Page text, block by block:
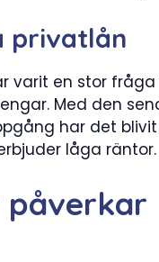
privatlån
varit en stor
Med den
har det
låga räntor.
påverkar